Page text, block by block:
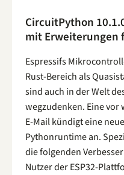
CircuitPython
mit Erweiterungen
Espressifs
Rust-Bereich als
sind auch in der Welt
wegzudenken. Eine vor
E-Mail kündigt eine
Pythonruntime an.
die folgenden
Nutzer der ESP32-